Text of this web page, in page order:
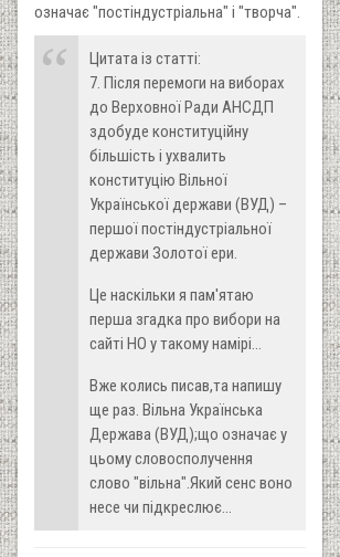
означає "постіндустріальна" і "творча".
Цитата із статті:
7. Після перемоги на виборах
до Верховної Ради АНСДП
здобуде конституційну
більшість і ухвалить
конституцію Вільної
Української держави (ВУД) –
першої постіндустріальної
держави Золотої ери.
Це наскільки я пам'ятаю
перша згадка про вибори на
сайті НО у такому намірі...
Вже колись писав,та напишу
ще раз. Вільна Українська
Держава (ВУД);що означає у
цьому словосполучення
слово "вільна".Який сенс воно
несе чи підкреслює...